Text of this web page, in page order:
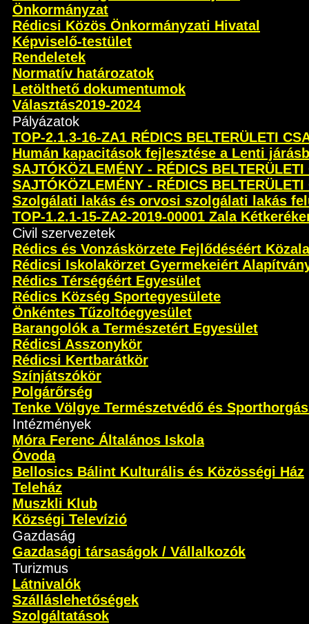
Önkormányzat
Rédicsi Közös Önkormányzati Hivatal
Képviselő-testület
Rendeletek
Normatív határozatok
Letölthető dokumentumok
Választás2019-2024
Pályázatok
TOP-2.1.3-16-ZA1 RÉDICS BELTERÜLETI
Humán kapacitások fejlesztése a Lenti
SAJTÓKÖZLEMÉNY - RÉDICS
SAJTÓKÖZLEMÉNY - RÉDICS
Szolgálati lakás és orvosi szolgálati lakás
TOP-1.2.1-15-ZA2-2019-00001 Zala
Civil szervezetek
Rédics és Vonzáskörzete Fejlődéséért
Rédicsi Iskolakörzet Gyermekeiért
Rédics Térségéért Egyesület
Rédics Község Sportegyesülete
Önkéntes Tűzoltóegyesület
Barangolók a Természetért Egyesület
Rédicsi Asszonykör
Rédicsi Kertbarátkör
Színjátszókör
Polgárőrség
Tenke Völgye Természetvédő és
Intézmények
Móra Ferenc Általános Iskola
Óvoda
Bellosics Bálint Kulturális és Közösségi Ház
Teleház
Muszkli Klub
Községi Televízió
Gazdaság
Gazdasági társaságok / Vállalkozók
Turizmus
Látnivalók
Szálláslehetőségek
Szolgáltatások